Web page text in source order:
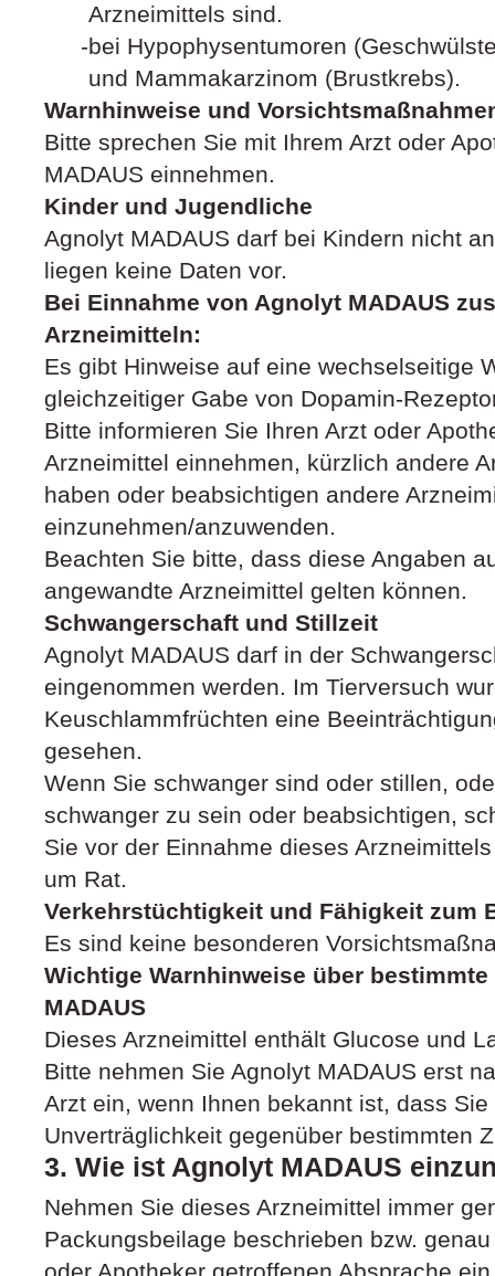
Arzneimittels sind.
bei Hypophysentumoren
und Mammakarzinom (Brustkrebs).
Warnhinweise und
Bitte sprechen Sie mit Ihrem Arzt oder
MADAUS einnehmen.
Kinder und Jugendliche
Agnolyt MADAUS darf bei Kindern nicht
liegen keine Daten vor.
Bei Einnahme von Agnolyt MADAUS
Arzneimitteln:
Es gibt Hinweise auf eine wechselseitige
gleichzeitiger Gabe von Dopamin-
Bitte informieren Sie Ihren Arzt oder
Arzneimittel einnehmen, kürzlich andere
haben oder beabsichtigen andere
einzunehmen/anzuwenden.
Beachten Sie bitte, dass diese Angaben
angewandte Arzneimittel gelten können.
Schwangerschaft und Stillzeit
Agnolyt MADAUS darf in der
eingenommen werden. Im Tierversuch
Keuschlammfrüchten eine
gesehen.
Wenn Sie schwanger sind oder stillen,
schwanger zu sein oder beabsichtigen,
Sie vor der Einnahme dieses
um Rat.
Verkehrstüchtigkeit und Fähigkeit zum
Es sind keine besonderen
Wichtige Warnhinweise über
MADAUS
Dieses Arzneimittel enthält Glucose und
Bitte nehmen Sie Agnolyt MADAUS erst
Arzt ein, wenn Ihnen bekannt ist, dass
Unverträglichkeit gegenüber bestimmten
3. Wie ist Agnolyt MADAUS
Nehmen Sie dieses Arzneimittel immer
Packungsbeilage beschrieben bzw.
oder Apotheker getroffenen Absprache